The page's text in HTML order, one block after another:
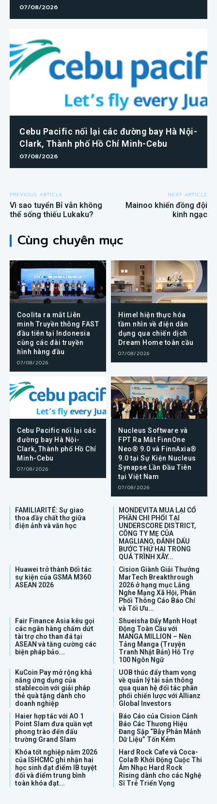
07/08/2026
Cebu Pacific nối lại các đường bay Hà Nội-
Clark, Thành phố Hồ Chí Minh-Cebu
07/08/2026
PREVIOUS ARTICLE
Vì sao tuyển Bỉ vẫn không
thể sống thiếu Lukaku?
NEXT ARTICLE
Mainoo khiến đồng đội
kinh ngạc
Cùng chuyên mục
Coolita ra mắt Liên
minh Truyền thông FAST
đầu tiên tại Indonesia
cùng các đài truyền
hình hàng đầu
07/08/2026
Himel hiện thực hóa
tầm nhìn về điện dân
dụng qua chiến dịch
Dream Home toàn cầu
07/08/2026
Cebu Pacific nối lại các
đường bay Hà Nội-
Clark, Thành phố Hồ Chí
Minh-Cebu
07/08/2026
Nucleus Software và
FPT Ra Mắt FinnOne
Neo® 9.0 và FinnAxia®
9.0 tại Sự Kiện Nucleus
Synapse Lần Đầu Tiên
tại Việt Nam
07/08/2026
FAMILIARITÉ: Sự giao
thoa đầy chất thơ giữa
điện ảnh và văn học
MONDEVITA MUA LẠI CỔ
PHẦN CHI PHỐI TẠI
UNDERSCORE DISTRICT,
CÔNG TY MẸ CỦA
MAGLIANO, ĐÁNH DẤU
BƯỚC THỨ HAI TRONG
QUÁ TRÌNH XÂY...
Huawei trở thành Đối tác
sự kiện của GSMA M360
ASEAN 2026
Cision Giành Giải Thưởng
MarTech Breakthrough
2026 ở hạng mục Lắng
Nghe Mạng Xã Hội, Phân
Phối Thông Cáo Báo Chí
và Tối Ưu...
Fair Finance Asia kêu gọi
các ngân hàng chấm dứt
tài trợ cho than đá tại
ASEAN và tăng cường các
biện pháp bảo...
Shueisha Đẩy Mạnh Hoạt
Động Toàn Cầu với
MANGA MILLION – Nền
Tảng Manga (Truyện
Tranh Nhật Bản) Hỗ Trợ
100 Ngôn Ngữ
KuCoin Pay mở rộng khả
năng ứng dụng của
stablecoin với giải pháp
thẻ quà tặng dành cho
doanh nghiệp
UOB thúc đẩy tham vọng
về quản lý tài sản thông
qua quan hệ đối tác phân
phối chiến lược với Allianz
Global Investors
Haier hợp tác với AO 1
Point Slam đưa quần vợt
phong trào đến đấu
trường Grand Slam
Báo Cáo của Cision Cảnh
Báo Các Thương Hiệu
Đang Sập “Bẫy Phân Mảnh
Dữ Liệu” Tốn Kém
Khóa tốt nghiệp năm 2026
của ISHCMC ghi nhận hai
học sinh đạt điểm IB tuyệt
đối và điểm trung bình
toàn khóa đạt...
Hard Rock Cafe và Coca-
Cola® Khởi Động Cuộc Thi
Âm Nhạc Hard Rock
Rising dành cho các Nghệ
Sĩ Trẻ Triển Vọng